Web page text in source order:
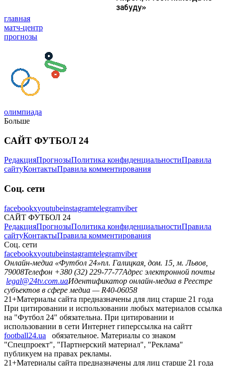
главная
матч-центр
прогнозы
олимпиада
Больше
САЙТ ФУТБОЛ 24
РедакцияПрогнозыПолитика конфиденциальностиПравила
сайтуКонтактыПравила комментирования
Соц. сети
facebookxyoutubeinstagramtelegramviber
САЙТ ФУТБОЛ 24
РедакцияПрогнозыПолитика конфиденциальностиПравила
сайтуКонтактыПравила комментирования
Соц. сети
facebookxyoutubeinstagramtelegramviber
Онлайн-медиа «Футбол 24»пл. Галицкая, дом. 15, м. Львов,
79008Телефон +380 (32) 229-77-77Адрес электронной почты
legal@24tv.com.uaИдентификатор онлайн-медиа в Реестре
субъектов в сфере медиа — R40-06058
21+Материалы сайта предназначены для лиц старше 21 года
При цитировании и использовании любых материалов ссылка
на "Футбол 24" обязательна. При цитировании и
использовании в сети Интернет гиперссылка на сайтт
football24.ua
обязательное. Материалы со знаком
"Спецпроект", "Партнерский материал", "Реклама"
публикуем на правах рекламы.
21+Материалы сайта предназначены для лиц старше 21 года